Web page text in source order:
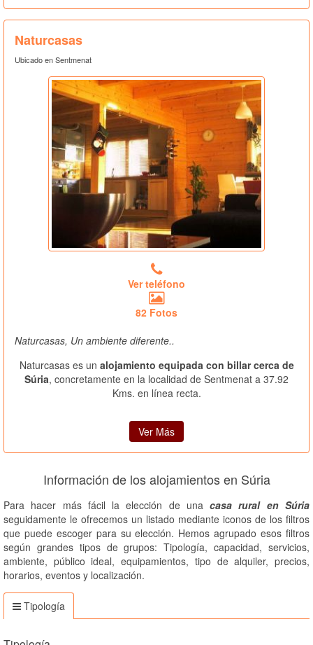
Naturcasas
Ubicado en Sentmenat
Ver teléfono
82 Fotos
Naturcasas, Un ambiente diferente..
Naturcasas es un alojamiento equipada con billar cerca de
Súria, concretamente en la localidad de Sentmenat a 37.92
Kms. en línea recta.
Ver Más
Información de los alojamientos en Súria
Para hacer más fácil la elección de unacasa rural en Súria
seguidamente le ofrecemos un listado mediante iconos de los filtros
que puede escoger para su elección. Hemos agrupado esos filtros
según grandes tipos de grupos: Tipología, capacidad, servicios,
ambiente, público ideal, equipamientos, tipo de alquiler, precios,
horarios, eventos y localización.
Tipología